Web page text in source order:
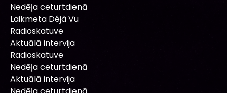
Nedēļa ceturtdienā
Laikmeta Déjà Vu
Radioskatuve
Aktuālā intervija
Radioskatuve
Nedēļa ceturtdienā
Aktuālā intervija